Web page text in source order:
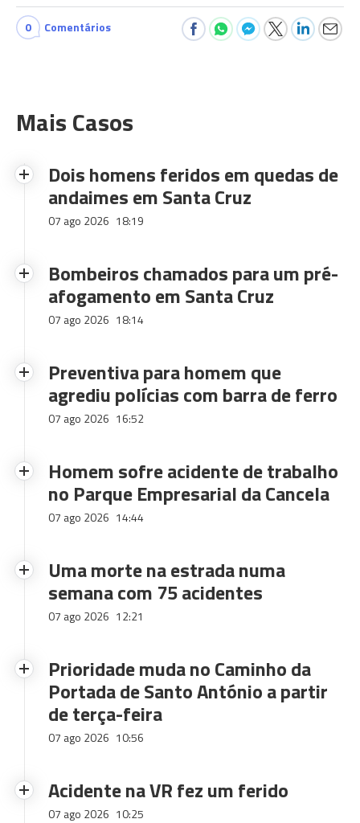
0 Comentários
Mais Casos
Dois homens feridos em quedas de
andaimes em Santa Cruz
07 ago 2026 18:19
Bombeiros chamados para um pré-
afogamento em Santa Cruz
07 ago 2026 18:14
Preventiva para homem que
agrediu polícias com barra de ferro
07 ago 2026 16:52
Homem sofre acidente de trabalho
no Parque Empresarial da Cancela
07 ago 2026 14:44
Uma morte na estrada numa
semana com 75 acidentes
07 ago 2026 12:21
Prioridade muda no Caminho da
Portada de Santo António a partir
de terça-feira
07 ago 2026 10:56
Acidente na VR fez um ferido
07 ago 2026 10:25